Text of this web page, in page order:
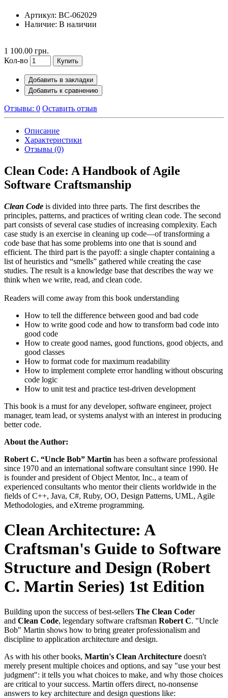
Артикул: BC-062029
Наличие: В наличии
1 100.00 грн.
Кол-во
Купить
Добавить в закладки
Добавить к сравнению
Отзывы: 0 Оставить отзыв
Описание
Характеристики
Отзывы (0)
Clean Code: A Handbook of Agile
Software Craftsmanship
Clean Code is divided into three parts. The first describes the
principles, patterns, and practices of writing clean code. The second
part consists of several case studies of increasing complexity. Each
case study is an exercise in cleaning up code—of transforming a
code base that has some problems into one that is sound and
efficient. The third part is the payoff: a single chapter containing a
list of heuristics and “smells” gathered while creating the case
studies. The result is a knowledge base that describes the way we
think when we write, read, and clean code.
Readers will come away from this book understanding
How to tell the difference between good and bad code
How to write good code and how to transform bad code into
good code
How to create good names, good functions, good objects, and
good classes
How to format code for maximum readability
How to implement complete error handling without obscuring
code logic
How to unit test and practice test-driven development
This book is a must for any developer, software engineer, project
manager, team lead, or systems analyst with an interest in producing
better code.
About the Author:
Robert C. “Uncle Bob” Martin has been a software professional
since 1970 and an international software consultant since 1990. He
is founder and president of Object Mentor, Inc., a team of
experienced consultants who mentor their clients worldwide in the
fields of C++, Java, C#, Ruby, OO, Design Patterns, UML, Agile
Methodologies, and eXtreme programming.
Clean Architecture: A
Craftsman's Guide to Software
Structure and Design (Robert
C. Martin Series) 1st Edition
Building upon the success of best-sellers The Clean Coder
and Clean Code, legendary software craftsman Robert C. "Uncle
Bob" Martin shows how to bring greater professionalism and
discipline to application architecture and design.
As with his other books, Martin's Clean Architecture doesn't
merely present multiple choices and options, and say "use your best
judgment": it tells you what choices to make, and why those choices
are critical to your success. Martin offers direct, no-nonsense
answers to key architecture and design questions like: